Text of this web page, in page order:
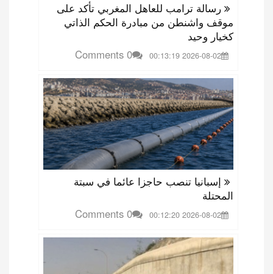
رسالة ترامب للعاهل المغربي تأكد على
موقف واشنطن من مبادرة الحكم الذاتي
كخيار وحيد
2026-08-02 00:13:19
0 Comments
إسبانيا تنصب حاجزا عائما في سبتة
المحتلة
2026-08-02 00:12:20
0 Comments